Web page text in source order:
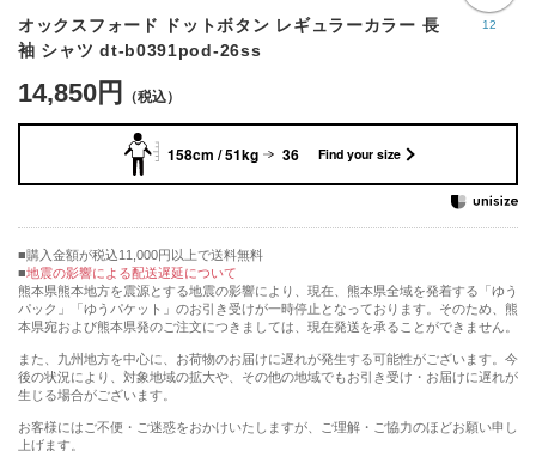
12
オックスフォード ドットボタン レギュラーカラー 長
袖 シャツ dt-b0391pod-26ss
14,850円
158cm / 51kg 36 Find your size
購入金額が税込11,000円以上で送料無料
地震の影響による配送遅延について
熊本県熊本地方を震源とする地震の影響により、現在、熊本県全域を発着する「ゆう
パック」「ゆうパケット」のお引き受けが一時停止となっております。そのため、熊
本県宛および熊本県発のご注文につきましては、現在発送を承ることができません。
また、九州地方を中心に、お荷物のお届けに遅れが発生する可能性がございます。今
後の状況により、対象地域の拡大や、その他の地域でもお引き受け・お届けに遅れが
生じる場合がございます。
お客様にはご不便・ご迷惑をおかけいたしますが、ご理解・ご協力のほどお願い申し
上げます。